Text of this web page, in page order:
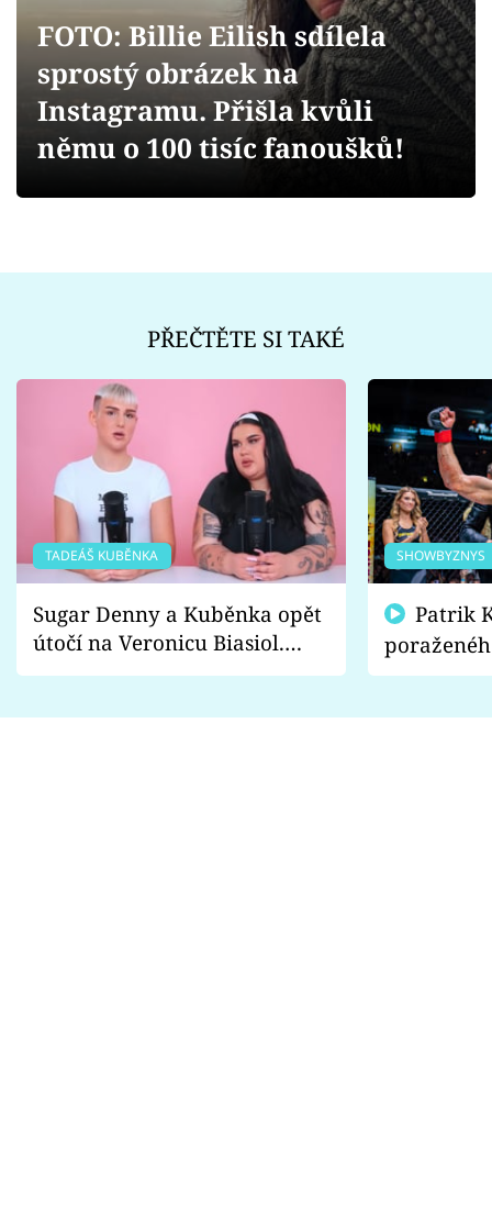
Sledujte prima+
FOTO: Billie Eilish sdílela
sprostý obrázek na
Instagramu. Přišla kvůli
němu o 100 tisíc fanoušků!
PŘEČTĚTE SI TAKÉ
TADEÁŠ KUBĚNKA
Sugar Denny a Kuběnka opět
útočí na Veronicu Biasiol.
Proč je podle nich falešná a
SHOWBYZNYS
fanoušci